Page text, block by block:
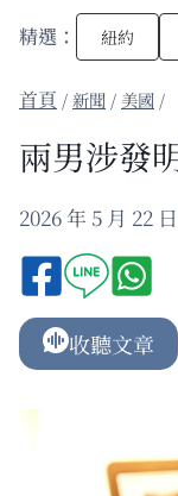
精選： 紐約
/新聞 / 美國 /
兩男涉發
2026 年 5 月 22 日
收聽文章